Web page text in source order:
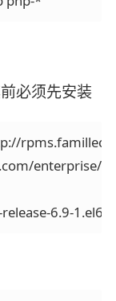
必须先安装
enterprise/
6.9-